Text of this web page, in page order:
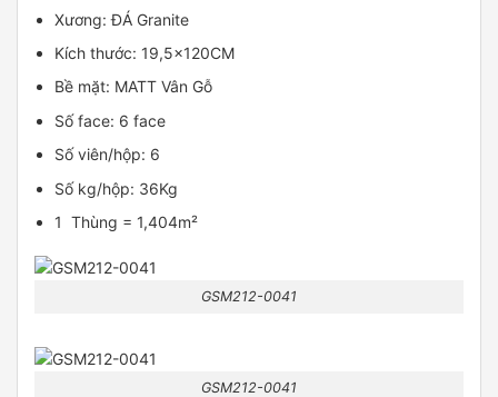
Xương: ĐÁ Granite
Kích thước: 19,5x120CM
Bề mặt: MATT Vân Gỗ
Số face: 6 face
Số viên/hộp: 6
Số kg/hộp: 36Kg
1 Thùng = 1,404m²
GSM212-0041
GSM212-0041